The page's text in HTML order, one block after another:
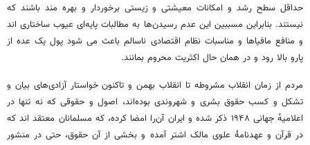
حداقل سطح رشد و امکانات معیشتی و زیستی برخوردار و بهره مند باشند که
نیستند. بنابراین مسببین این عدم رسیدن‌ها به مطالبات پایه‌ای عیوب ساختاری اند
و منافع مافیاها و مناسبات نظام اقتصادی ناسالم باعث می شود پول یک عده از
پارو بالا رود و در همان حال اکثریت محروم بمانند.
مردم از زمان انقلاب مشروطه تا انقلاب بهمن و تاکنون خواستار آزادی‌های بیان و
تشکل و کسب حقوق بشری و شهروندی‌ بوده‌اند، اصول و حقوقی که نه تنها در
اعلامیه‌ٔ جهانی ۱۹۴۸ ذکر شده و ایران آن‌را امضا کرده، که مسلمانان معتقد اند که
در قرآن و عهدنامهٔ علوی مالک اشتر آمده و بخشی از آن حقوق، حتی در منشور